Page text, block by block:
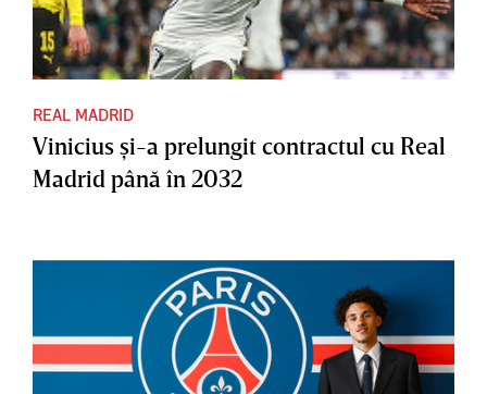
REAL MADRID
Vinicius şi-a prelungit contractul cu Real
Madrid până în 2032